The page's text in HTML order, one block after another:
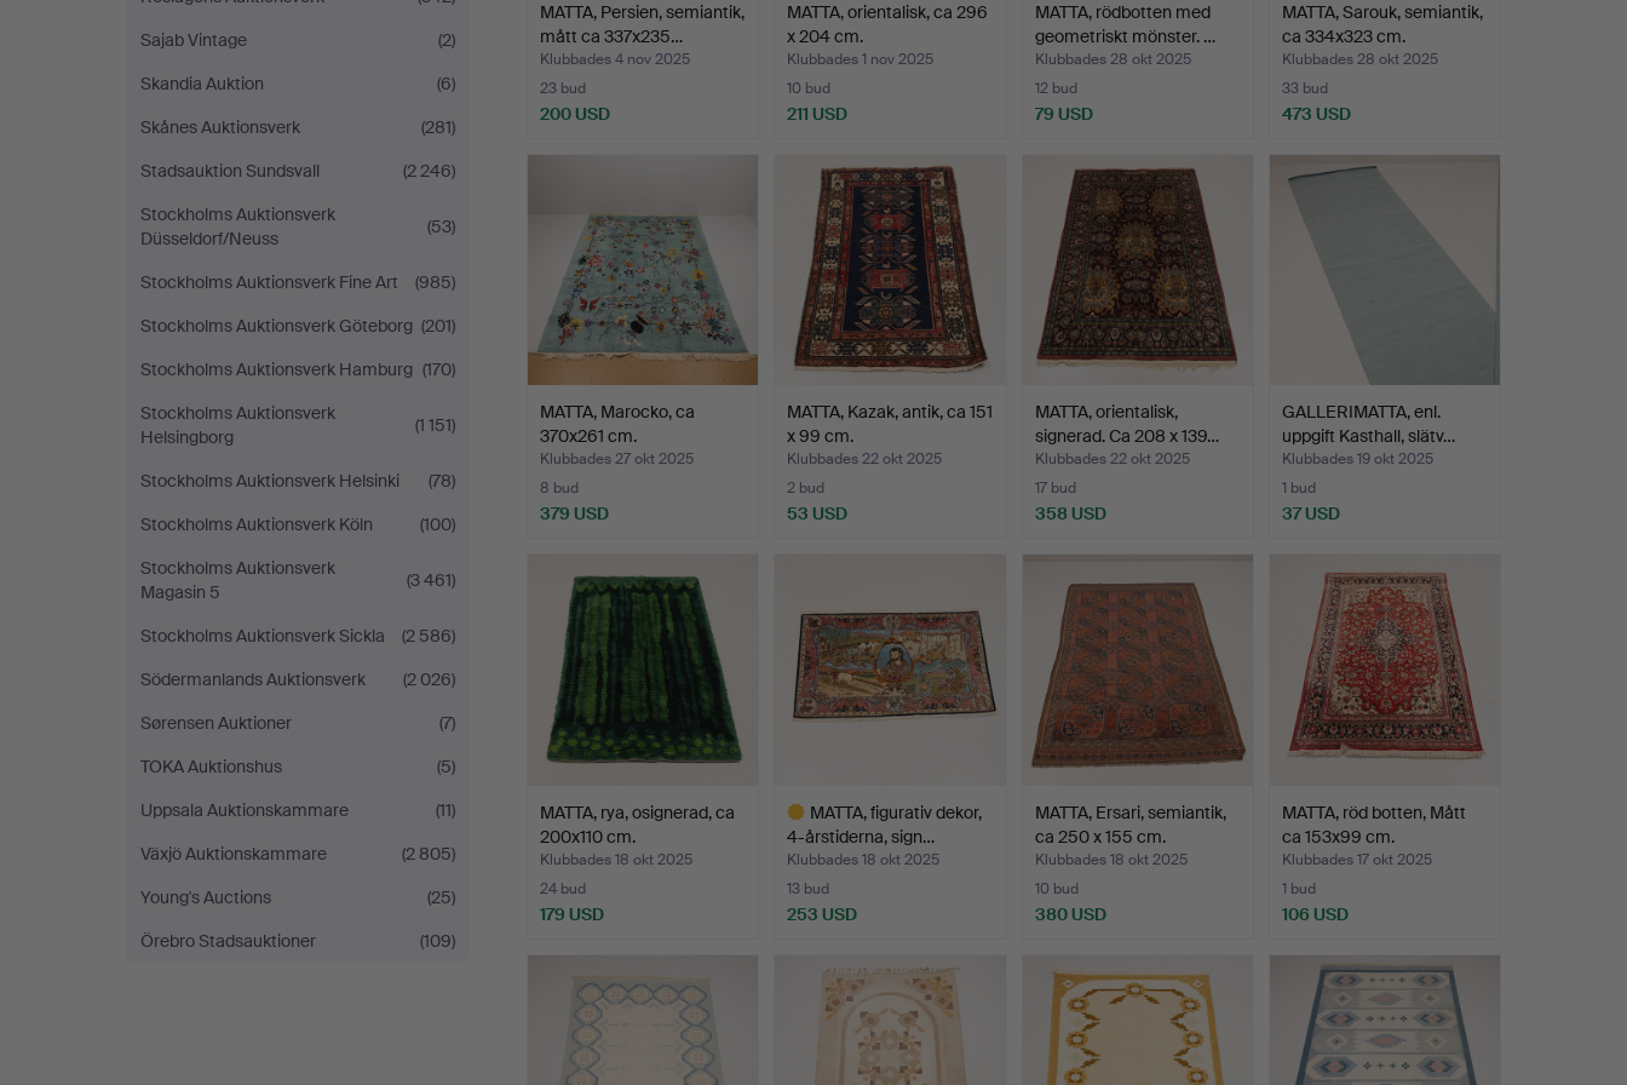
Sajab Vintage
(2)
Skandia Auktion
(6)
Skånes Auktionsverk
(281)
Stadsauktion Sundsvall
(2 246)
Stockholms Auktionsverk
Düsseldorf/Neuss
(53)
Stockholms Auktionsverk Fine Art
(985)
Stockholms Auktionsverk Göteborg (201)
Stockholms Auktionsverk Hamburg (170)
Stockholms Auktionsverk
Helsingborg
(1 151)
Stockholms Auktionsverk Helsinki
(78)
Stockholms Auktionsverk Köln
(100)
Stockholms Auktionsverk
Magasin 5
(3 461)
Stockholms Auktionsverk Sickla
(2 586)
Södermanlands Auktionsverk
(2 026)
Sørensen Auktioner
(7)
TOKA Auktionshus
(5)
Uppsala Auktionskammare
(11)
Växjö Auktionskammare
(2 805)
Young's Auctions
(25)
Örebro Stadsauktioner
(109)
MATTA, Persien, semiantik,
mått ca 337x235…
Klubbades 4 nov 2025
23 bud
200 USD
MATTA, orientalisk, ca 296
x 204 cm.
Klubbades 1 nov 2025
10 bud
211 USD
MATTA, rödbotten med
geometriskt mönster. …
Klubbades 28 okt 2025
12 bud
79 USD
MATTA, Sarouk, semiantik,
ca 334x323 cm.
Klubbades 28 okt 2025
33 bud
473 USD
MATTA, Marocko, ca
370x261 cm.
Klubbades 27 okt 2025
8 bud
379 USD
MATTA, Kazak, antik, ca 151
x 99 cm.
Klubbades 22 okt 2025
2 bud
53 USD
MATTA, orientalisk,
signerad. Ca 208 x 139…
Klubbades 22 okt 2025
17 bud
358 USD
GALLERIMATTA, enl.
uppgift Kasthall, slätv…
Klubbades 19 okt 2025
1 bud
37 USD
MATTA, rya, osignerad, ca
200x110 cm.
Klubbades 18 okt 2025
24 bud
179 USD
MATTA, figurativ dekor,
4-årstiderna, sign…
Klubbades 18 okt 2025
13 bud
253 USD
föremål
MATTA, Ersari, semiantik,
ca 250 x 155 cm.
Klubbades 18 okt 2025
10 bud
380 USD
MATTA, röd botten, Mått
ca 153x99 cm.
Klubbades 17 okt 2025
1 bud
106 USD